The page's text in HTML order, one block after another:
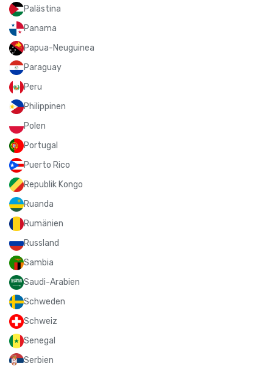
Palästina
Panama
Papua-Neuguinea
Paraguay
Peru
Philippinen
Polen
Portugal
Puerto Rico
Republik Kongo
Ruanda
Rumänien
Russland
Sambia
Saudi-Arabien
Schweden
Schweiz
Senegal
Serbien